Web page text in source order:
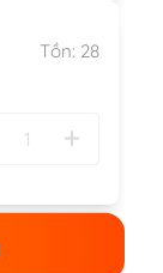
Tồn: 28